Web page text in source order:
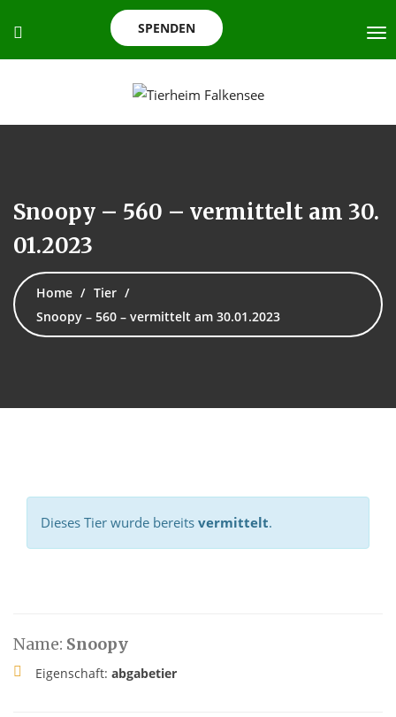
SPENDEN
Snoopy – 560 – vermittelt am 30.
01.2023
Home
Tier
Snoopy – 560 – vermittelt am 30.01.2023
Dieses Tier wurde bereits vermittelt.
Name: Snoopy
Eigenschaft: abgabetier